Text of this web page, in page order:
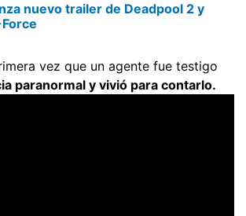
nuevo trailer de Deadpool 2 y
vez que un agente fue testigo
paranormal y vivió para contarlo.